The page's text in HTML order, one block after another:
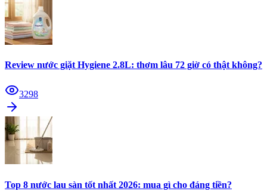
Review nước giặt Hygiene 2.8L: thơm lâu 72 giờ có thật không?
3298
Top 8 nước lau sàn tốt nhất 2026: mua gì cho đáng tiền?